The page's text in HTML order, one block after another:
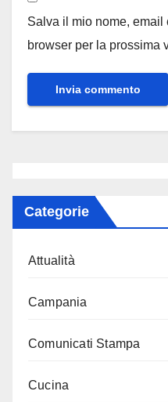
Salva il mio nome, email
browser per la prossima
Categorie
Attualità
Campania
Comunicati Stampa
Cucina